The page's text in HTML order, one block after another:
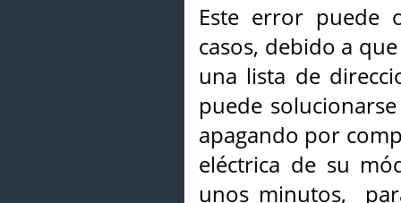
Este error puede
casos, debido a
una lista de
puede
apagando por
eléctrica de su
unos minutos,